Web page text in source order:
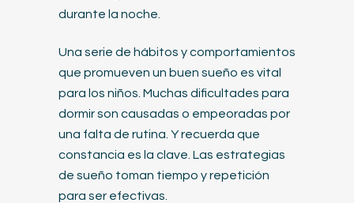
durante la noche.
Una serie de hábitos y comportamientos
que promueven un buen sueño es vital
para los niños. Muchas dificultades para
dormir son causadas o empeoradas por
una falta de rutina. Y recuerda que
constancia es la clave. Las estrategias
de sueño toman tiempo y repetición
para ser efectivas.